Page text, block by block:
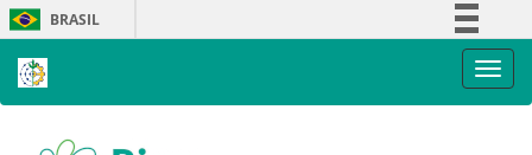
Skip
navigation
BRASIL